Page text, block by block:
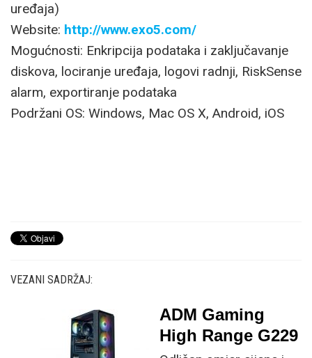
uređaja)
Website: http://www.exo5.com/
Mogućnosti: Enkripcija podataka i zaključavanje
diskova, lociranje uređaja, logovi radnji, RiskSense
alarm, exportiranje podataka
Podržani OS: Windows, Mac OS X, Android, iOS
VEZANI SADRŽAJ:
ADM Gaming
High Range G229